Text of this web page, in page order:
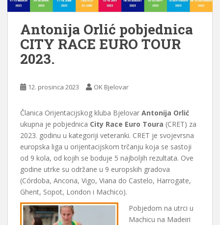
Antonija Orlić pobjednica
CITY RACE EURO TOUR
2023.
12. prosinca 2023 OK Bjelovar
Članica Orijentacijskog kluba Bjelovar Antonija Orlić
ukupna je pobjednica City Race Euro Toura (CRET) za
2023. godinu u kategoriji veteranki. CRET je svojevrsna
europska liga u orijentacijskom trčanju koja se sastoji
od 9 kola, od kojih se boduje 5 najboljih rezultata. Ove
godine utrke su održane u 9 europskih gradova
(Córdoba, Ancona, Vigo, Viana do Castelo, Harrogate,
Ghent, Sopot, London i Machico).
Pobjedom na utrci u
Machicu na Madeiri